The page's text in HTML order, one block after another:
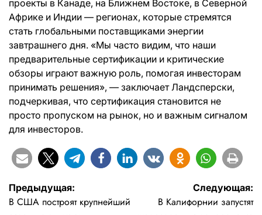
проекты в Канаде, на Ближнем Востоке, в Северной
Африке и Индии — регионах, которые стремятся
стать глобальными поставщиками энергии
завтрашнего дня. «Мы часто видим, что наши
предварительные сертификации и критические
обзоры играют важную роль, помогая инвесторам
принимать решения», — заключает Ландсперски,
подчеркивая, что сертификация становится не
просто пропуском на рынок, но и важным сигналом
для инвесторов.
Навигация
Предыдущая:
В США построят крупнейший
Следующая:
В Калифорнии запустят